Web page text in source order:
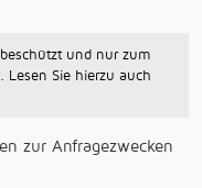
und nur zum
Lesen Sie hierzu auch
zur Anfragezwecken